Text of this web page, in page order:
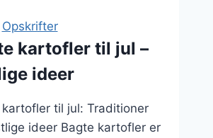
Opskrifter
kartofler til jul –
ideer
kartofler til jul: Traditioner
ideer Bagte kartofler er